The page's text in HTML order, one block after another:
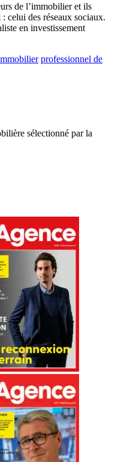
de l’immobilier et ils
celui des réseaux sociaux.
en investissement
professionnel de
sélectionné par la